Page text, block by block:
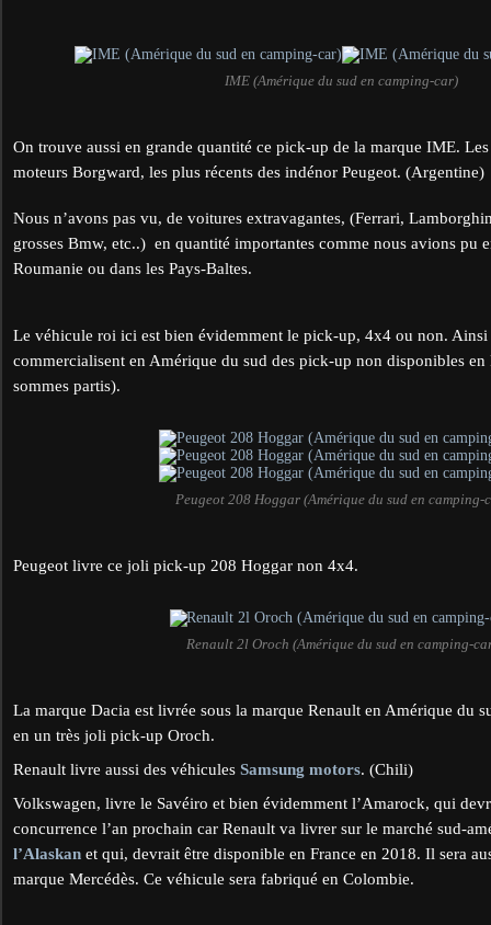
IME (Amérique du sud en camping-car)
On trouve aussi en grande quantité ce pick-up de la marque IME.
moteurs Borgward, les plus récents des indénor Peugeot. (Argentine)
Nous n’avons pas vu, de voitures extravagantes, (Ferrari,
grosses Bmw, etc..) en quantité importantes comme nous avions pu
Roumanie ou dans les Pays-Baltes.
Le véhicule roi ici est bien évidemment le pick-up, 4x4 ou non. Ainsi
commercialisent en Amérique du sud des pick-up non disponibles en
sommes partis).
Peugeot 208 Hoggar (Amérique du sud en camping-
Peugeot livre ce joli pick-up 208 Hoggar non 4x4.
Renault 2l Oroch (Amérique du sud en camping-
La marque Dacia est livrée sous la marque Renault en Amérique du
en un très joli pick-up Oroch.
Renault livre aussi des véhicules Samsung motors. (Chili)
Volkswagen, livre le Savéiro et bien évidemment l’Amarock, qui
concurrence l’an prochain car Renault va livrer sur le marché sud-
l’Alaskan et qui, devrait être disponible en France en 2018. Il sera
marque Mercédès. Ce véhicule sera fabriqué en Colombie.